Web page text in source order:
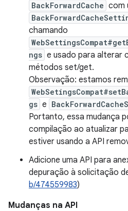
BackForwardCache com
chamando
ngs e usado para alterar
métodos set/get.
Observação: estamos
gs e
Portanto, essa mudança
compilação ao atualizar
estiver usando a API
Adicione uma API para
depuração à solicitação
b/474559983)
Mudanças na API